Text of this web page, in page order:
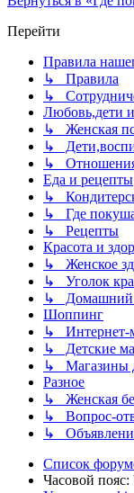
Перейти
Правила
↳ Правила
↳
Любовь,дети
↳ Женская
↳
↳
Еда и рецепты
↳
↳ Где
↳ Рецепты
Красота и
↳ Женское
↳ Уголок
↳ Домашний
Шоппинг
↳ Интернет-
↳ Детские
↳ Магазины
Разное
↳ Женская
↳ Вопрос-
↳
Список
Часовой пояс: